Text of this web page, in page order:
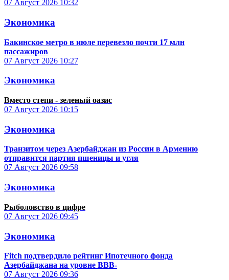
07 Август 2026 10:32
Экономика
Бакинское метро в июле перевезло почти 17 млн
пассажиров
07 Август 2026 10:27
Экономика
Вместо степи - зеленый оазис
07 Август 2026 10:15
Экономика
Транзитом через Азербайджан из России в Армению
отправится партия пшеницы и угля
07 Август 2026 09:58
Экономика
Рыболовство в цифре
07 Август 2026 09:45
Экономика
Fitch подтвердило рейтинг Ипотечного фонда
Азербайджана на уровне BBB-
07 Август 2026 09:36